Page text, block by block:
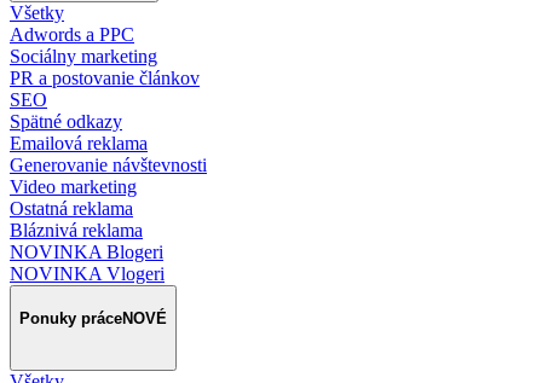
Všetky
Adwords a PPC
Sociálny marketing
PR a postovanie článkov
SEO
Spätné odkazy
Emailová reklama
Generovanie návštevnosti
Video marketing
Ostatná reklama
Bláznivá reklama
NOVINKA Blogeri
NOVINKA Vlogeri
Ponuky práceNOVÉ